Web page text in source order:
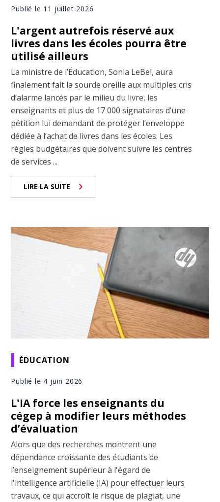
Publié le 11 juillet 2026
L'argent autrefois réservé aux
livres dans les écoles pourra être
utilisé ailleurs
La ministre de l’Éducation, Sonia LeBel, aura
finalement fait la sourde oreille aux multiples cris
d’alarme lancés par le milieu du livre, les
enseignants et plus de 17 000 signataires d’une
pétition lui demandant de protéger l’enveloppe
dédiée à l’achat de livres dans les écoles. Les
règles budgétaires que doivent suivre les centres
de services ...
LIRE LA SUITE
ÉDUCATION
Publié le 4 juin 2026
L'IA force les enseignants du
cégep à modifier leurs méthodes
d’évaluation
Alors que des recherches montrent une
dépendance croissante des étudiants de
l’enseignement supérieur à l'égard de
l'intelligence artificielle (IA) pour effectuer leurs
travaux, ce qui accroît le risque de plagiat, une